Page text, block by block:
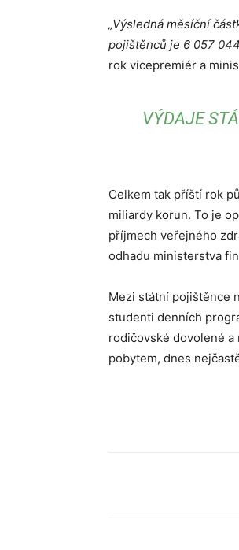
„Výsledná měsíční
pojištěnců je 6 057
rok vicepremiér a
VÝDAJE
Celkem tak příští rok
miliardy korun. To je
příjmech veřejného
odhadu ministerstva
Mezi státní pojištěnce
studenti denních
rodičovské dovolené a
pobytem, dnes